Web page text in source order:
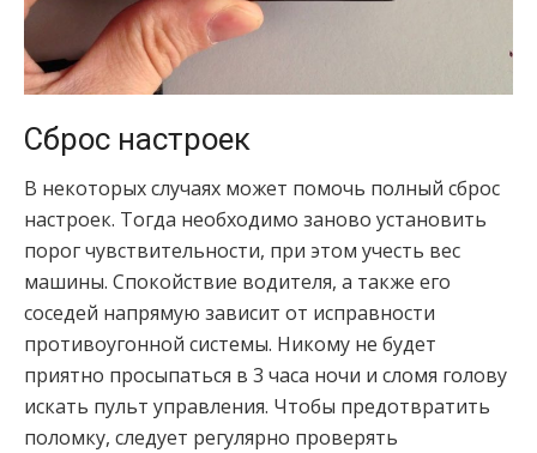
Сброс настроек
В некоторых случаях может помочь полный сброс
настроек. Тогда необходимо заново установить
порог чувствительности, при этом учесть вес
машины. Спокойствие водителя, а также его
соседей напрямую зависит от исправности
противоугонной системы. Никому не будет
приятно просыпаться в 3 часа ночи и сломя голову
искать пульт управления. Чтобы предотвратить
поломку, следует регулярно проверять